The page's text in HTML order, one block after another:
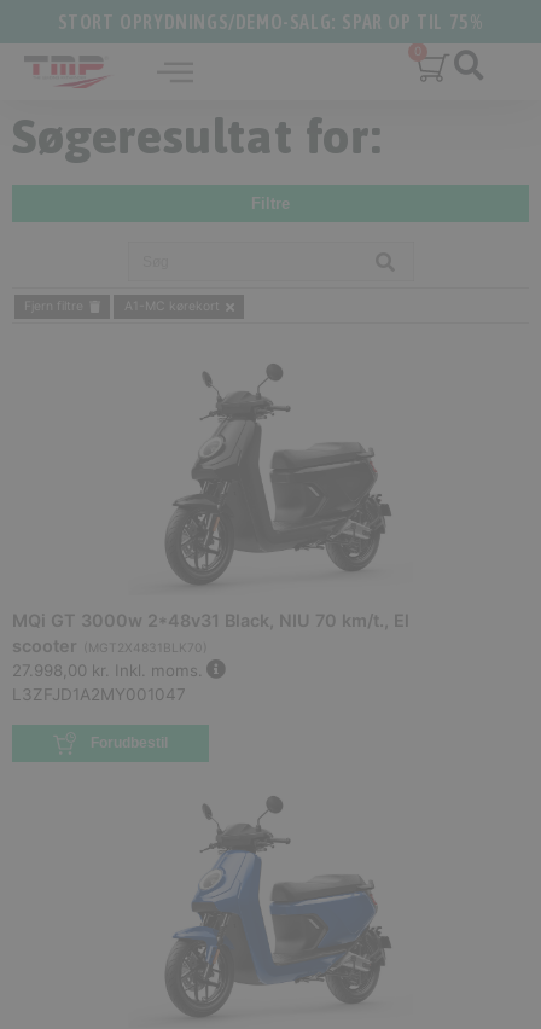
STORT OPRYDNINGS/DEMO-SALG: SPAR OP TIL 75%
Søgeresultat for:
Filtre
A1-MC kørekort
MQi GT 3000w 2*48v31 Black, NIU 70 km/t., El
scooter
MGT2X4831BLK70
27.998,00 kr. Inkl. moms.
L3ZFJD1A2MY001047
Forudbestil